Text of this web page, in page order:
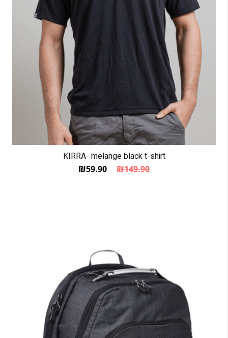
KIRRA- melange black t-shirt
₪149.90 המחיר המקורי היה: ₪149.90.
₪59.90
המחיר הנוכחי הוא: ₪59.90.